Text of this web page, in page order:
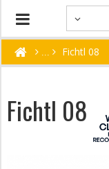
Fichtl 08
Fichtl 08